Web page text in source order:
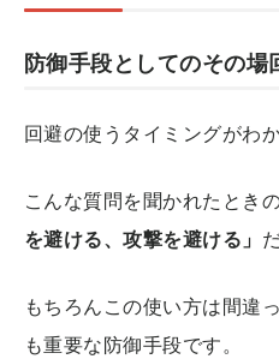
防御手段としてのその場
回避の使うタイミングがわか
こんな質問を聞かれたとき
を避ける、攻撃を避ける」
もちろんこの使い方は間違
も重要な防御手段です。